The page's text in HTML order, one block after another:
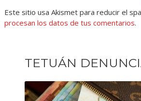
Este sitio usa Akismet para reducir el
procesan los datos de tus comentarios.
TETUÁN